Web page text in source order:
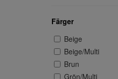
Textil/syntet
Färger
Beige
Beige/Multi
Brun
Grön/Multi